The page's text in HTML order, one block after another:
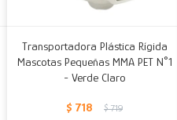
Transportadora Plástica Rígida
Mascotas Pequeñas MMA PET N°1
- Verde Claro
$ 718 $ 719